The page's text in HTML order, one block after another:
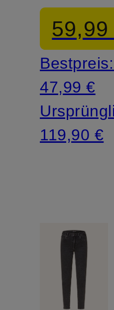
TILLAA
59,99
Bestpreis:
47,99 €
119,90 €